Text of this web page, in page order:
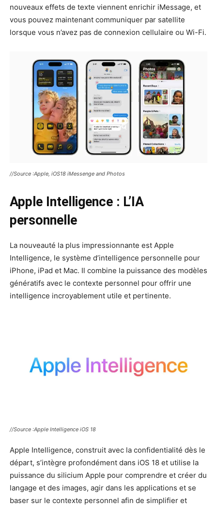
nouveaux effets de texte viennent enrichir iMessage, et
vous pouvez maintenant communiquer par satellite
lorsque vous n’avez pas de connexion cellulaire ou Wi-Fi.
//Source :Apple, iOS18 iMessenge and Photos
Apple Intelligence : L’IA
personnelle
La nouveauté la plus impressionnante est Apple
Intelligence, le système d’intelligence personnelle pour
iPhone, iPad et Mac. Il combine la puissance des modèles
génératifs avec le contexte personnel pour offrir une
intelligence incroyablement utile et pertinente.
//Source :Apple Intelligence iOS 18
Apple Intelligence, construit avec la confidentialité dès le
départ, s’intègre profondément dans iOS 18 et utilise la
puissance du silicium Apple pour comprendre et créer du
langage et des images, agir dans les applications et se
baser sur le contexte personnel afin de simplifier et